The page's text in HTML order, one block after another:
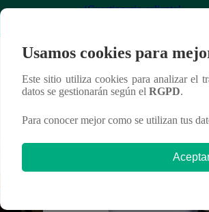
‘Cuestionario caliente’
Usamos cookies para
Este sitio utiliza cookies para analizar el
datos se gestionarán según el RGPD.
Para conocer mejor como se utilizan tus